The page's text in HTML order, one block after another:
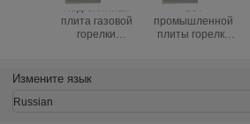
Подгонянная
плита газовой
горелки
ультракрасная
для печи,
Сот
промышленной
плиты горелки
Измените язык
Russian